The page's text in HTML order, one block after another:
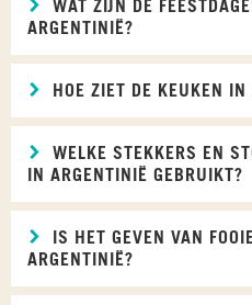
WAT ZIJN DE
ARGENTINIË?
HOE ZIET DE KEUKEN
WELKE STEKKERS EN
IN ARGENTINIË GEBRUIKT?
IS HET GEVEN VAN
ARGENTINIË?